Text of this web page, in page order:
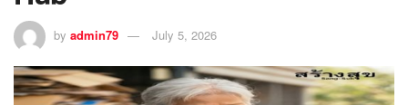
by admin79 July 5, 2026